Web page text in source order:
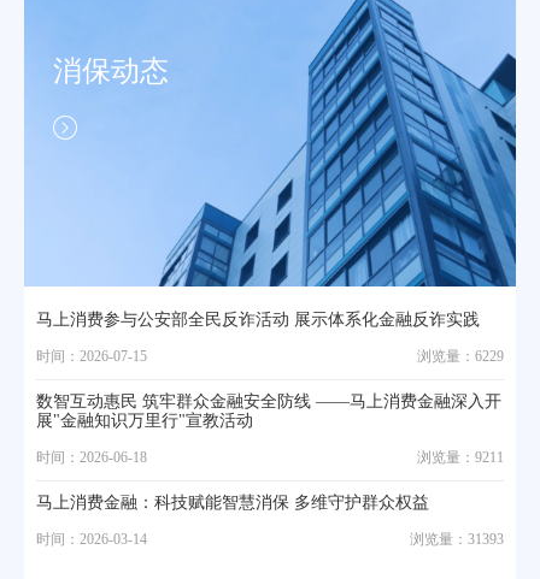
消保动态
马上消费参与公安部全民反诈活动 展示体系化金融反诈实践
时间：2026-07-15 浏览量：6229
数智互动惠民 筑牢群众金融安全防线 ——马上消费金融深入开
展"金融知识万里行"宣教活动
时间：2026-06-18 浏览量：9211
马上消费金融：科技赋能智慧消保 多维守护群众权益
时间：2026-03-14 浏览量：31393